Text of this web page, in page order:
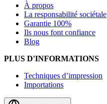
À propos
La responsabilité sociétale
Garantie 100%
Ils nous font confiance
Blog
PLUS D'INFORMATIONS
Techniques d’impression
Importations